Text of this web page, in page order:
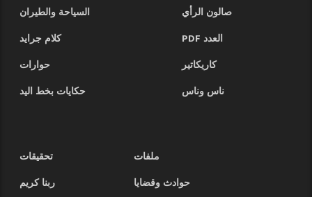
صالون الرأي
السياحة والطيران
العدد PDF
كلام جرايد
كاريكاتير
حوارات
ناس وناس
حكايات بخط اليد
ملفات
تحقيقات
حوادث وقضايا
ربنا كريم